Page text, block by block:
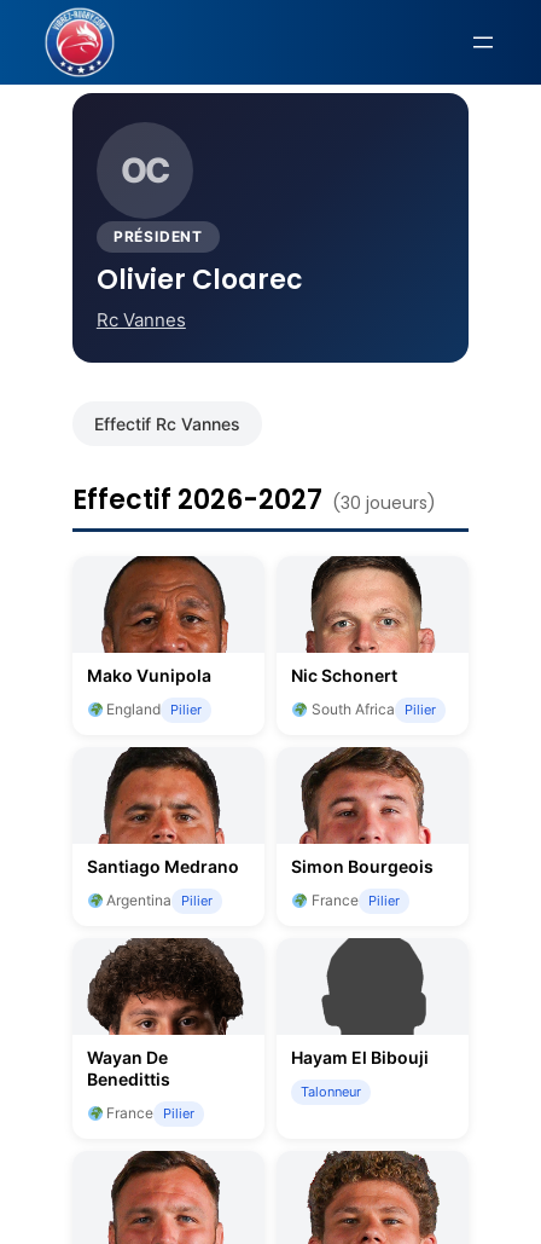
Aller
contenu
Accueil
OC
PRÉSIDENT
Olivier Cloarec
Rc Vannes
Effectif Rc Vannes
Effectif 2026-2027 (30 joueurs)
Mako Vunipola
England Pilier
Nic Schonert
South Africa Pilier
Santiago Medrano
Argentina Pilier
Simon Bourgeois
France Pilier
Wayan De
Benedittis
France Pilier
Hayam El Bibouji
Talonneur